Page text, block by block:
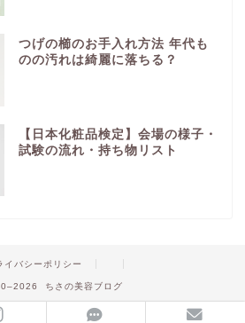
つげの櫛のお手入れ方法 年代も
のの汚れは綺麗に落ちる？
【日本化粧品検定】会場の様子・
試験の流れ・持ち物リスト
イバシーポリシー
ちさの美容ブログ